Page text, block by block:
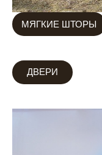
МЯГКИЕ ШТОРЫ
ДВЕРИ